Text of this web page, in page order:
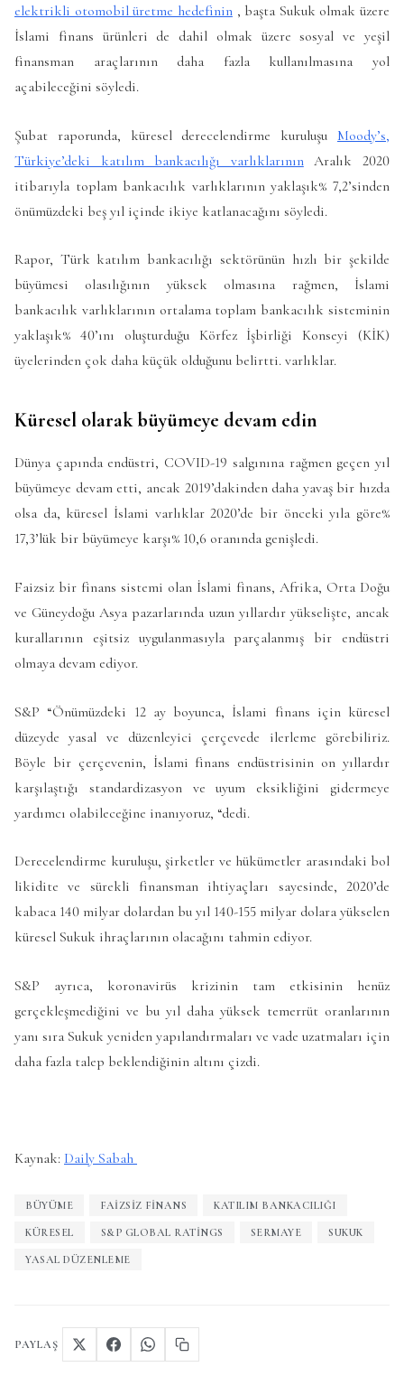
elektrikli otomobil üretme hedefinin, başta Sukuk olmak üzere
İslami finans ürünleri de dahil olmak üzere sosyal ve yeşil
finansman araçlarının daha fazla kullanılmasına yol
açabileceğini söyledi.
Şubat raporunda, küresel derecelendirme kuruluşu Moody’s,
Türkiye’deki katılım bankacılığı varlıklarınınAralık 2020
itibarıyla toplam bankacılık varlıklarının yaklaşık% 7,2’sinden
önümüzdeki beş yıl içinde ikiye katlanacağını söyledi.
Rapor, Türk katılım bankacılığı sektörünün hızlı bir şekilde
büyümesi olasılığının yüksek olmasına rağmen, İslami
bankacılık varlıklarının ortalama toplam bankacılık sisteminin
yaklaşık% 40’ını oluşturduğu Körfez İşbirliği Konseyi (KİK)
üyelerinden çok daha küçük olduğunu belirtti. varlıklar.
Küresel olarak büyümeye devam edin
Dünya çapında endüstri, COVID-19 salgınına rağmen geçen yıl
büyümeye devam etti, ancak 2019’dakinden daha yavaş bir hızda
olsa da, küresel İslami varlıklar 2020’de bir önceki yıla göre%
17,3’lük bir büyümeye karşı% 10,6 oranında genişledi.
Faizsiz bir finans sistemi olan İslami finans, Afrika, Orta Doğu
ve Güneydoğu Asya pazarlarında uzun yıllardır yükselişte, ancak
kurallarının eşitsiz uygulanmasıyla parçalanmış bir endüstri
olmaya devam ediyor.
S&P “Önümüzdeki 12 ay boyunca, İslami finans için küresel
düzeyde yasal ve düzenleyici çerçevede ilerleme görebiliriz.
Böyle bir çerçevenin, İslami finans endüstrisinin on yıllardır
karşılaştığı standardizasyon ve uyum eksikliğini gidermeye
yardımcı olabileceğine inanıyoruz, “dedi.
Derecelendirme kuruluşu, şirketler ve hükümetler arasındaki bol
likidite ve sürekli finansman ihtiyaçları sayesinde, 2020’de
kabaca 140 milyar dolardan bu yıl 140-155 milyar dolara yükselen
küresel Sukuk ihraçlarının olacağını tahmin ediyor.
S&P ayrıca, koronavirüs krizinin tam etkisinin henüz
gerçekleşmediğini ve bu yıl daha yüksek temerrüt oranlarının
yanı sıra Sukuk yeniden yapılandırmaları ve vade uzatmaları için
daha fazla talep beklendiğinin altını çizdi.
Kaynak: Daily Sabah
BÜYÜME FAIZSIZ FINANS KATILIM BANKACILIĞI
KÜRESEL S&P GLOBAL RATINGS SERMAYE SUKUK
YASAL DÜZENLEME
PAYLAŞ